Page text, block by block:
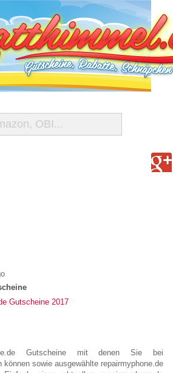
Gutscheine 2017
Gutscheine mit denen Sie bei
können sowie ausgewählte repairmyphone.de